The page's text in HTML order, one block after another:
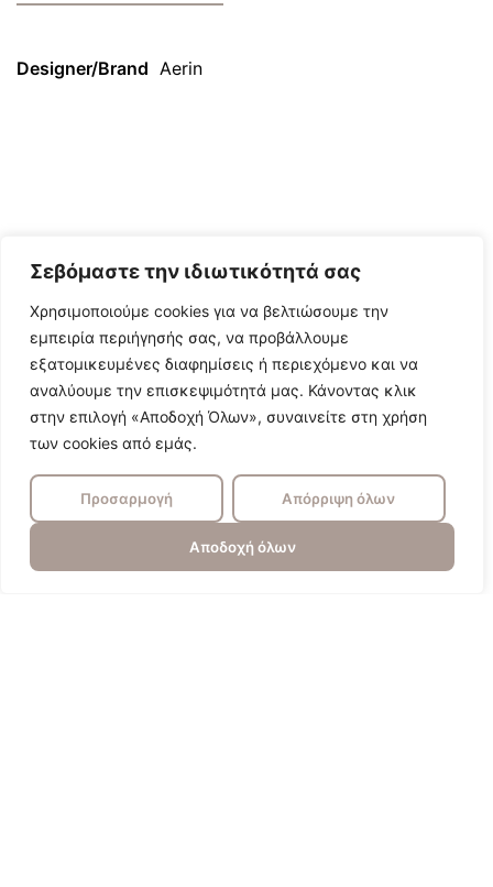
Σεβόμαστε την ιδιωτικότητά σας
Χρησιμοποιούμε cookies για να βελτιώσουμε την
εμπειρία περιήγησής σας, να προβάλλουμε
εξατομικευμένες διαφημίσεις ή περιεχόμενο και να
αναλύουμε την επισκεψιμότητά μας. Κάνοντας κλικ
στην επιλογή «Αποδοχή Όλων», συναινείτε στη χρήση
των cookies από εμάς.
Προσαρμογή Απόρριψη όλων
Αποδοχή όλων
Designer/Brand Aerin